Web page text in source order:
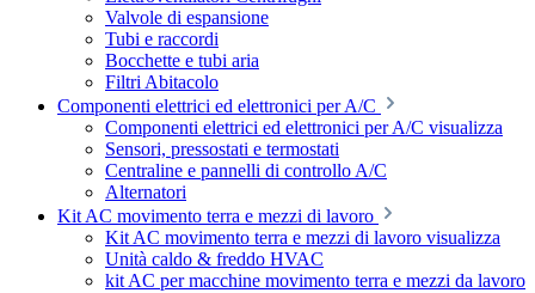
Valvole di espansione
Tubi e raccordi
Bocchette e tubi aria
Filtri Abitacolo
Componenti elettrici ed elettronici per A/C
Componenti elettrici ed elettronici per A/C visualizza
Sensori, pressostati e termostati
Centraline e pannelli di controllo A/C
Alternatori
Kit AC movimento terra e mezzi di lavoro
Kit AC movimento terra e mezzi di lavoro visualizza
Unità caldo & freddo HVAC
kit AC per macchine movimento terra e mezzi da lavoro